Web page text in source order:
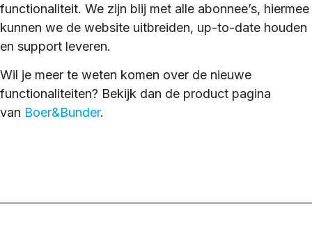
functionaliteit. We zijn blij met alle abonnee’s, hiermee
kunnen we de website uitbreiden, up-to-date houden
en support leveren.
Wil je meer te weten komen over de nieuwe
functionaliteiten? Bekijk dan de product pagina
van Boer&Bunder.